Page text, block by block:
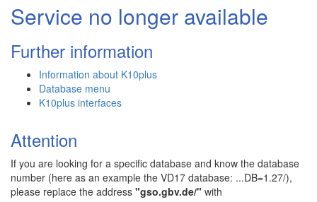
Service no longer available
Further information
Information about K10plus
Database menu
K10plus interfaces
Attention
If you are looking for a specific database and know the database
number (here as an example the VD17 database: ...DB=1.27/),
please replace the address "gso.gbv.de/" with